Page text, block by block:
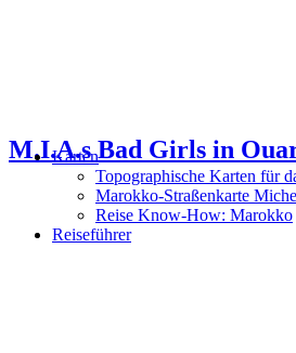
Karten
Topographische Karten für
Marokko-Straßenkarte
Reise Know-How: Marokko
Reiseführer
M.I.A.s Bad Girls in